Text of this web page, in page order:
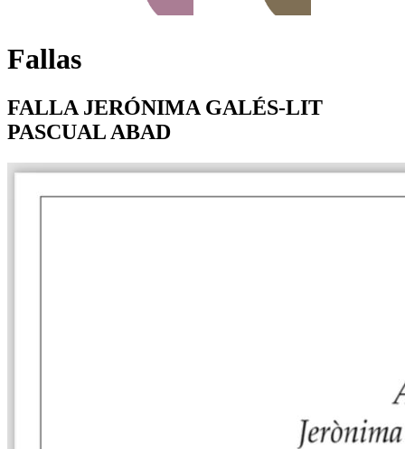
Fallas
FALLA JERÓNIMA GALÉS-LIT
PASCUAL ABAD